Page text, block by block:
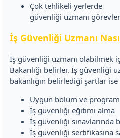
Çok tehlikeli
güvenliği uzmanı
İş Güvenliği Uzmanı
İş güvenliği uzmanı olabilmek
Bakanlığı belirler. İş güvenliği
bakanlığın belirlediği şartlar
Uygun bölüm ve
İş güvenliği eğitimi alma
İş güvenliği sınavlarında
İş güvenliği sertifikasına